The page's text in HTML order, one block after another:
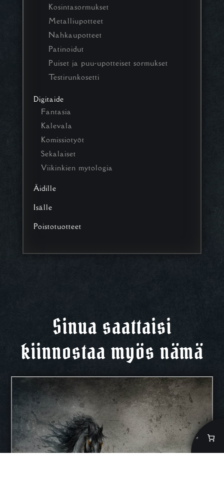
Kosintasormukset
Metalliupotteet
Nahkaupotteet
Patinoidut
Puiset ja puu-upotteiset sormukset
Testirunkosetti
Digitaide
Fantasia
Kalevala
Komissiotyöt
Sekalaiset
Viikinkien mytologia
Äidille
Isälle
Poistotuotteet
Sinua saattaisi
kiinnostaa myös nämä